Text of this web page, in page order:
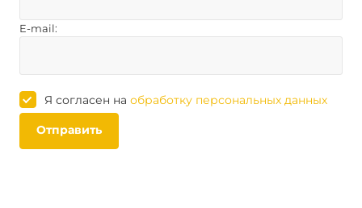
E-mail:
Я согласен на обработку персональных данных
Отправить